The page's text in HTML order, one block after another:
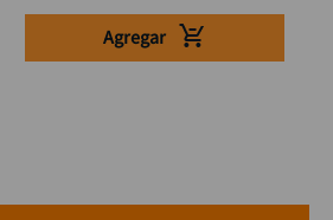
Agregar